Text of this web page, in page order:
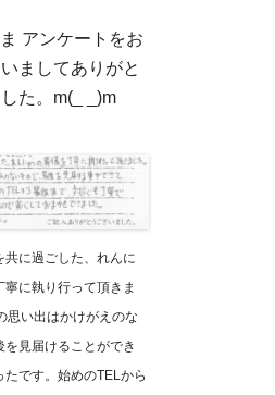
アンケートをお
ましてありがと
た。m(_ _)m
共に過ごした、れんに
寧に執り行って頂きま
思い出はかけがえのな
を見届けることができ
たです。始めのTELから